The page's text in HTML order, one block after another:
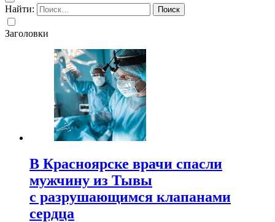
Найти:
Заголовки
В Красноярске врачи спасли
мужчину из Тывы
с разрушающимся клапанами
сердца